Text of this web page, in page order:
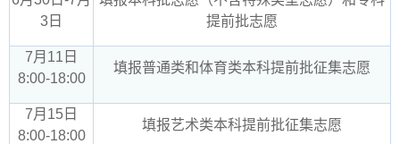
3日
提前批志愿
7月11日
8:00-18:00
填报普通类和体育类本科提前批征集志愿
7月15日
8:00-18:00
填报艺术类本科提前批征集志愿